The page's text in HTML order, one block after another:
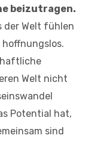
beizutragen.
der Welt fühlen
Welt nicht
Potential hat,
sind